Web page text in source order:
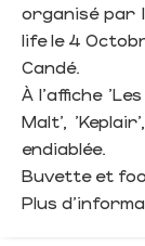
organisé par
life le 4
Candé.
À l'affiche
Malt',
endiablée.
Buvette et
Plus